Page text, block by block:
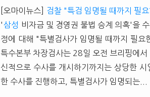
[오마이뉴스]
검찰 "특검 임명될 때까지 필
'삼성 비자금 및 경영권 불법 승계 의혹'을
정에 대해 "특별검사가 임명될 때까지 필
특수본부 차장검사는 28일 오전 브리핑에
신적으로 수사를 개시하기까지는 상당한
한 수사를 진행하고, 특별검사가 임명되는...